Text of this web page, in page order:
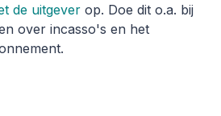
de uitgever op. Doe dit o.a. bij
over incasso's en het